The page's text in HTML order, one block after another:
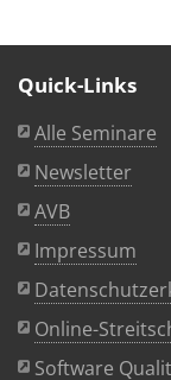
Quick-Links
Alle Seminare
Newsletter
AVB
Impressum
Online-
Software